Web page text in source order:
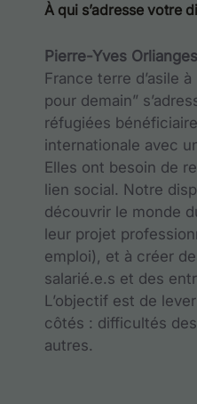
À qui s’adresse votre
Pierre-Yves Orlianges
France terre d’asile à
pour demain”
réfugiées
internationale avec
Elles ont besoin de
lien social. Notre
découvrir le monde
leur projet
emploi), et à créer
salarié.e.s et des
L’objectif est de
côtés : difficultés
autres.